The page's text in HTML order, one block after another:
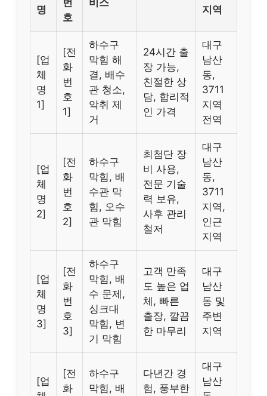
명
번
호
비스
지역
[업
체
명
1]
[전
화
번
호
1]
하수구
막힘 해
결, 배수
관 청소,
악취 제
거
24시간 출
장 가능,
친절한 상
담, 합리적
인 가격
대구
남산
동,
3711
지역
전역
[업
체
명
2]
[전
화
번
호
2]
하수구
막힘, 배
수관 막
힘, 오수
관 막힘
최첨단 장
비 사용,
전문 기술
력 보유,
사후 관리
철저
대구
남산
동,
3711
지역,
인근
지역
[업
체
명
3]
[전
화
번
호
3]
하수구
막힘, 배
수 문제,
싱크대
막힘, 변
기 막힘
고객 만족
도 높은 업
체, 빠른
출장, 깔끔
한 마무리
대구
남산
동 및
주변
지역
[업
[전
화
하수구
막힘, 배
다년간 경
험, 풍부한
대구
남산